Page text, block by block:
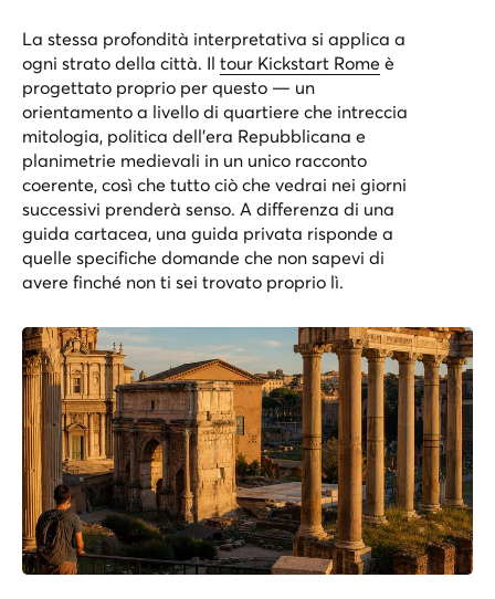
La stessa profondità interpretativa si applica a
ogni strato della città. Il tour Kickstart Rome è
progettato proprio per questo — un
orientamento a livello di quartiere che intreccia
mitologia, politica dell’era Repubblicana e
planimetrie medievali in un unico racconto
coerente, così che tutto ciò che vedrai nei giorni
successivi prenderà senso. A differenza di una
guida cartacea, una guida privata risponde a
quelle specifiche domande che non sapevi di
avere finché non ti sei trovato proprio lì.